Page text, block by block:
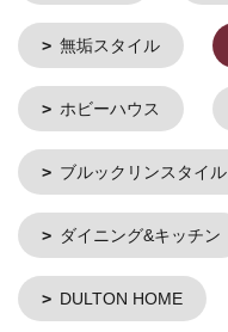
無垢スタイル
ホビーハウス
ブルックリンスタイル
ダイニング&キッチン
DULTON HOME